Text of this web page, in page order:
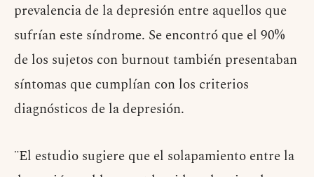
prevalencia de la depresión entre aquellos que
sufrían este síndrome. Se encontró que el 90%
de los sujetos con burnout también presentaban
síntomas que cumplían con los criterios
diagnósticos de la depresión.
¨El estudio sugiere que el solapamiento entre la